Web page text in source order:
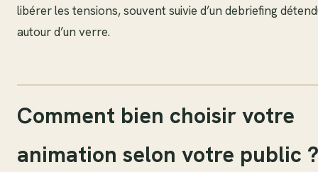
libérer les tensions, souvent suivie d’un debriefing
autour d’un verre.
Comment bien choisir votre
animation selon votre public ?